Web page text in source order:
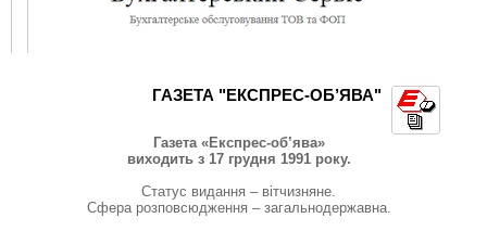
ГАЗЕТА "ЕКСПРЕС-ОБ’ЯВА"
Газета «Експрес-об’ява»
виходить з 17 грудня 1991 року.
Статус видання – вітчизняне.
Сфера розповсюдження – загальнодержавна.